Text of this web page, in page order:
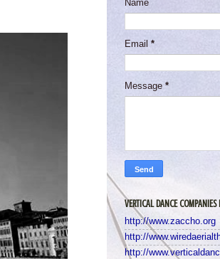
Name
Email *
Message *
VERTICAL DANCE
http://www.zaccho.org
http://
http://